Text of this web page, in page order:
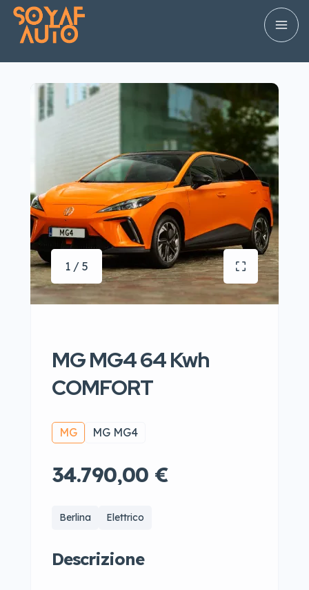
1 / 5
MG MG4 64 Kwh
COMFORT
MG MG MG4
34.790,00 €
Berlina Elettrico
Descrizione